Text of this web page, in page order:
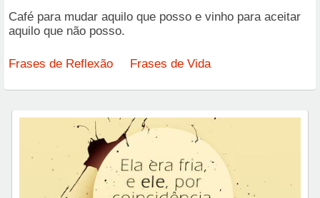
Café para mudar aquilo que posso e vinho para aceitar
aquilo que não posso.
Frases de Reflexão Frases de Vida